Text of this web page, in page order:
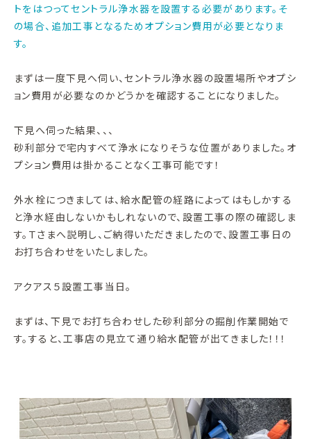
トをはつってセントラル浄水器を設置する必要があります。そ
の場合、追加工事となるためオプション費用が必要となりま
す。
まずは一度下見へ伺い、セントラル浄水器の設置場所やオプシ
ョン費用が必要なのかどうかを確認することになりました。
下見へ伺った結果、、、
砂利部分で宅内すべて浄水になりそうな位置がありました。オ
プション費用は掛かることなく工事可能です！
外水栓につきましては、給水配管の経路によってはもしかする
と浄水経由しないかもしれないので、設置工事の際の確認しま
す。Ｔさまへ説明し、ご納得いただきましたので、設置工事日の
お打ち合わせをいたしました。
アクアス５設置工事当日。
まずは、下見でお打ち合わせした砂利部分の掘削作業開始で
す。すると、工事店の見立て通り給水配管が出てきました！！！